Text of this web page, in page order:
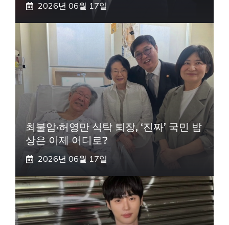
2026년 06월 17일
최불암·허영만 식탁 퇴장, ‘진짜’ 국민 밥
상은 이제 어디로?
2026년 06월 17일